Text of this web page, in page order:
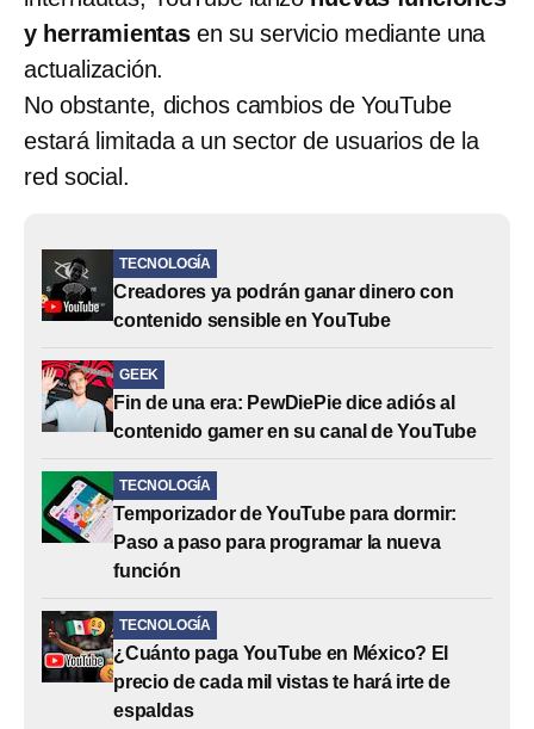
y herramientasen su servicio mediante una
actualización.
No obstante, dichos cambios de YouTube
estará limitada a un sector de usuarios de la
red social.
TECNOLOGÍA
Creadores ya podrán ganar dinero con
contenido sensible en YouTube
GEEK
Fin de una era: PewDiePie dice adiós al
contenido gamer en su canal de YouTube
TECNOLOGÍA
Temporizador de YouTube para dormir:
Paso a paso para programar la nueva
función
TECNOLOGÍA
¿Cuánto paga YouTube en México? El
precio de cada mil vistas te hará irte de
espaldas